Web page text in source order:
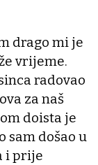
drago mi je
vrijeme.
radovao
za naš
doista je
sam došao u
i prije